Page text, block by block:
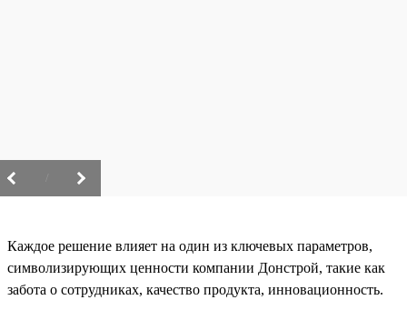
Каждое решение влияет на один из ключевых параметров,
символизирующих ценности компании Донстрой, такие как
забота о сотрудниках, качество продукта, инновационность.